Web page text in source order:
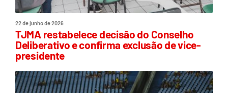
22 de junho de 2026
TJMA restabelece decisão do Conselho
Deliberativo e confirma exclusão de vice-
presidente